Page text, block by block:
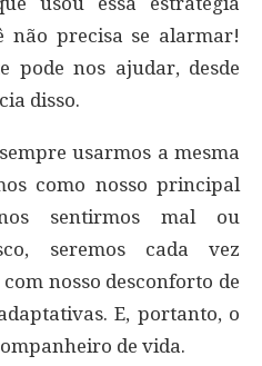
não precisa se alarmar!
pode nos ajudar, desde
disso.
usarmos a mesma
como nosso principal
sentirmos mal ou
seremos cada vez
nosso desconforto de
E, portanto, o
de vida.